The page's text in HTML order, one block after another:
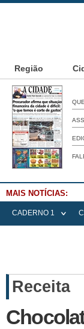
Região
MAIS NOTÍCIAS:
CADERNO 1
Receita